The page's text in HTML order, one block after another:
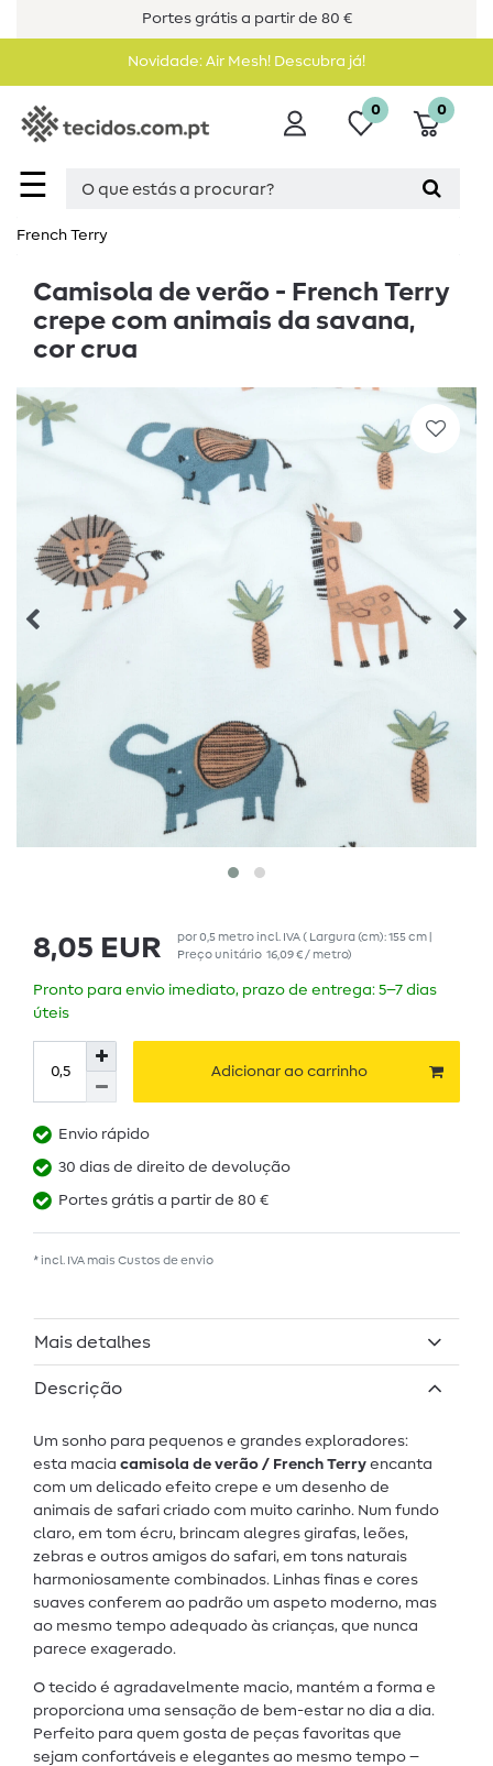
Portes grátis a partir de 80 €
Novidade: Air Mesh! Descubra já!
☰
0 0
French Terry
Camisola de verão - French Terry
crepe com animais da savana,
cor crua
8,05 EUR por0,5 metro incl. IVA( Largura (cm): 155 cm |
Preço unitário 16,09 € / metro)
Pronto para envio imediato, prazo de entrega: 5–7 dias
úteis
Adicionar ao carrinho
Envio rápido
30 dias de direito de devolução
Portes grátis a partir de 80 €
* incl. IVA mais Custos de envio
Mais detalhes
Descrição
Um sonho para pequenos e grandes exploradores:
esta macia camisola de verão / French Terry encanta
com um delicado efeito crepe e um desenho de
animais de safari criado com muito carinho. Num fundo
claro, em tom écru, brincam alegres girafas, leões,
zebras e outros amigos do safari, em tons naturais
harmoniosamente combinados. Linhas finas e cores
suaves conferem ao padrão um aspeto moderno, mas
ao mesmo tempo adequado às crianças, que nunca
parece exagerado.
O tecido é agradavelmente macio, mantém a forma e
proporciona uma sensação de bem-estar no dia a dia.
Perfeito para quem gosta de peças favoritas que
sejam confortáveis e elegantes ao mesmo tempo –